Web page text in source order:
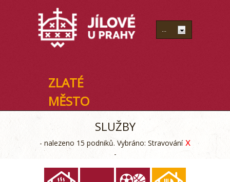
ZLATÉ
MĚSTO
SLUŽBY
- nalezeno 15 podniků. Vybráno: Stravování x
-